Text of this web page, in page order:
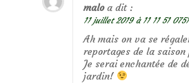
malo a dit :
11 juillet 2019 à 11 11 51
Ah mais on va se
reportages de la
Je serai enchantée de
jardin!